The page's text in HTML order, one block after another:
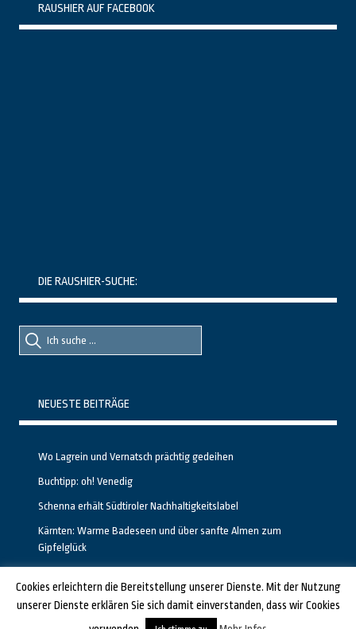
RAUSHIER AUF FACEBOOK
DIE RAUSHIER-SUCHE:
Suche
nach::
Suche
nach:
NEUESTE BEITRÄGE
Wo Lagrein und Vernatsch prächtig gedeihen
Buchtipp: oh! Venedig
Schenna erhält Südtiroler Nachhaltigkeitslabel
Kärnten: Warme Badeseen und über sanfte Almen zum
Gipfelglück
GESTALTET UND PROGRAMMIERT VON ALBERTO & FRANZ BEI LUCID.BERLIN
Cookies erleichtern die Bereitstellung unserer Dienste. Mit der Nutzung
unserer Dienste erklären Sie sich damit einverstanden, dass wir Cookies